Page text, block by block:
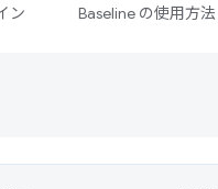
ン Baseline の使用方法